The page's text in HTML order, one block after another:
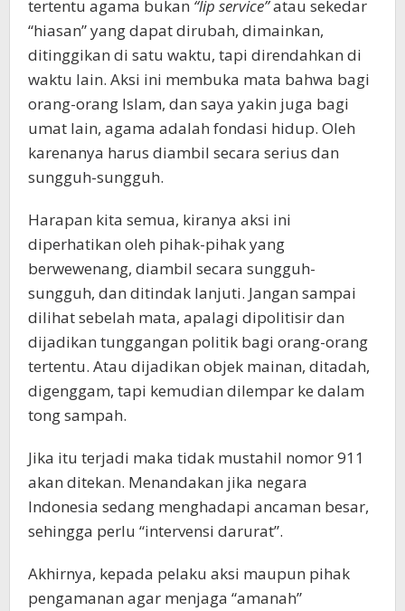
tertentu agama bukan “lip service”atau sekedar
“hiasan” yang dapat dirubah, dimainkan,
ditinggikan di satu waktu, tapi direndahkan di
waktu lain. Aksi ini membuka mata bahwa bagi
orang-orang Islam, dan saya yakin juga bagi
umat lain, agama adalah fondasi hidup. Oleh
karenanya harus diambil secara serius dan
sungguh-sungguh.
Harapan kita semua, kiranya aksi ini
diperhatikan oleh pihak-pihak yang
berwewenang, diambil secara sungguh-
sungguh, dan ditindak lanjuti. Jangan sampai
dilihat sebelah mata, apalagi dipolitisir dan
dijadikan tunggangan politik bagi orang-orang
tertentu. Atau dijadikan objek mainan, ditadah,
digenggam, tapi kemudian dilempar ke dalam
tong sampah.
Jika itu terjadi maka tidak mustahil nomor 911
akan ditekan. Menandakan jika negara
Indonesia sedang menghadapi ancaman besar,
sehingga perlu “intervensi darurat”.
Akhirnya, kepada pelaku aksi maupun pihak
pengamanan agar menjaga “amanah”